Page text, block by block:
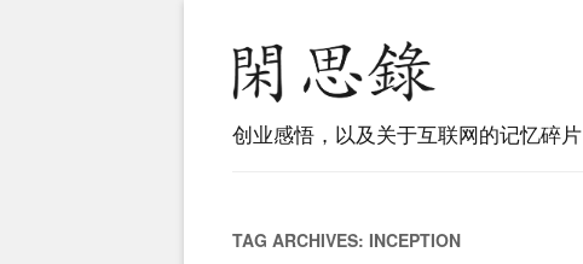
创业感悟，以及关于互联网的记忆碎片
TAG ARCHIVES: INCEPTION